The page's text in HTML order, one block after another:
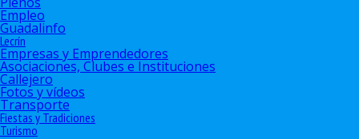
Empleo
Guadalinfo
Lecrín
Empresas y Emprendedores
Asociaciones, Clubes e Instituciones
Callejero
Fotos y vídeos
Transporte
Fiestas y Tradiciones
Turismo